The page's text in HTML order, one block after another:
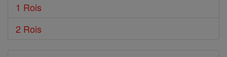
1 Rois
2 Rois